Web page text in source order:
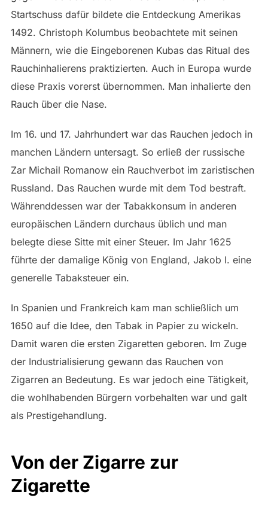
Startschuss dafür bildete die Entdeckung Amerikas
1492. Christoph Kolumbus beobachtete mit seinen
Männern, wie die Eingeborenen Kubas das Ritual des
Rauchinhalierens praktizierten. Auch in Europa wurde
diese Praxis vorerst übernommen. Man inhalierte den
Rauch über die Nase.
Im 16. und 17. Jahrhundert war das Rauchen jedoch in
manchen Ländern untersagt. So erließ der russische
Zar Michail Romanow ein Rauchverbot im zaristischen
Russland. Das Rauchen wurde mit dem Tod bestraft.
Währenddessen war der Tabakkonsum in anderen
europäischen Ländern durchaus üblich und man
belegte diese Sitte mit einer Steuer. Im Jahr 1625
führte der damalige König von England, Jakob I. eine
generelle Tabaksteuer ein.
In Spanien und Frankreich kam man schließlich um
1650 auf die Idee, den Tabak in Papier zu wickeln.
Damit waren die ersten Zigaretten geboren. Im Zuge
der Industrialisierung gewann das Rauchen von
Zigarren an Bedeutung. Es war jedoch eine Tätigkeit,
die wohlhabenden Bürgern vorbehalten war und galt
als Prestigehandlung.
Von der Zigarre zur
Zigarette